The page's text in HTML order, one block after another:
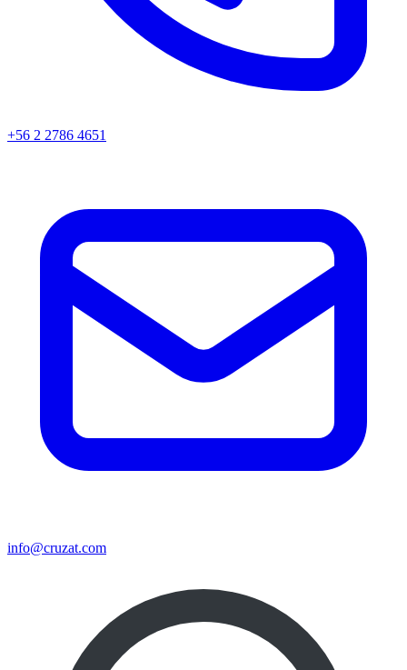
+56 2 2786 4651
info@cruzat.com